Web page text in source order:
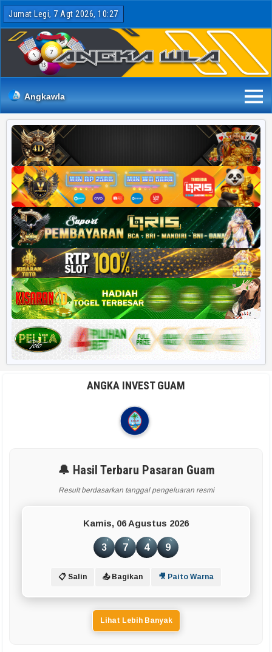
Jumat Legi, 7 Agt 2026, 10:27
Angkawla
ANGKA INVEST GUAM
🔔 Hasil Terbaru Pasaran Guam
Result berdasarkan tanggal pengeluaran resmi
Kamis, 06 Agustus 2026
3 7 4 9
📋 Salin 📤 Bagikan 🎥 Paito Warna
Lihat Lebih Banyak